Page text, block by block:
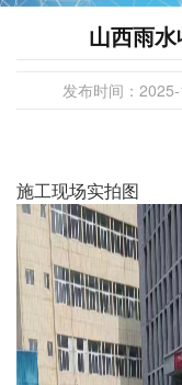
山西雨
发布时间：
施工现场实拍图